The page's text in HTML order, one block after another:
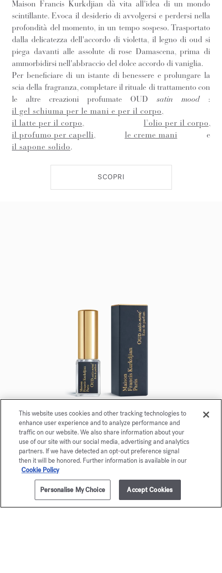
AGGIUNGI AL CARRELLO € 350,00
Maison Francis Kurkdjian dà vita all'idea di un mondo
scintillante. Evoca il desiderio di avvolgersi e perdersi nella
profondità del momento, in un tempo sospeso. Trasportato
dalla delicatezza dell'accordo di violetta, il legno di oud si
piega davanti alle assolute di rose Damascena, prima di
ammorbidirsi nell'abbraccio del dolce accordo di vaniglia.
Per beneficiare di un istante di benessere e prolungare la
scia della fragranza, completare il rituale di trattamento con
le altre creazioni profumate OUD satin mood:
il gel schiuma per le mani e per il corpo
il latte per il corpo
l’olio per il corpo
il profumo per capelli
le creme mani e
il sapone solido.
SCOPRI
OUD satin mood
Eau de parfum 5ml
Maison Francis Kurkdjian è lieta di offrirle
satin moodEau de parfum 5ml.
This website uses cookies and other tracking technologies to
enhance user experience and to analyze performance and
traffic on our website. We also share information about your
use of our site with our social media, advertising and analytics
partners. If we have detected an opt-out preference signal
then it will be honored. Further information is available in our
Cookie Policy
Personalise My Choice Accept Cookies